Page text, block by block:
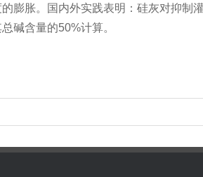
膨胀。国内外实践表明：硅灰对抑
碱含量的50%计算。